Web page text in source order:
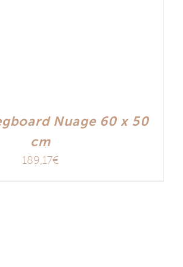
Nuage 60 x 50
cm
189,17€